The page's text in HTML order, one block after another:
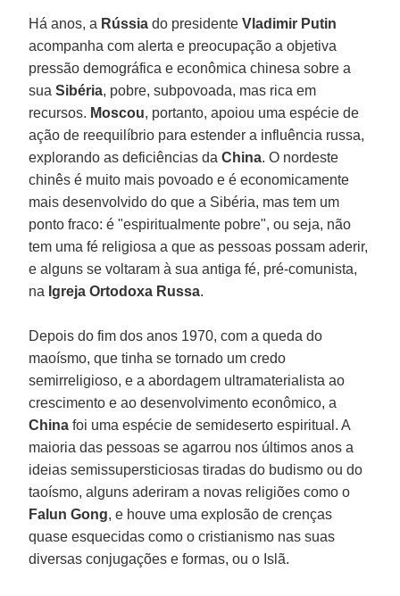
Há anos, a Rússia do presidenteVladimir Putin
acompanha com alerta e preocupação a objetiva
pressão demográfica e econômica chinesa sobre a
suaSibéria, pobre, subpovoada, mas rica em
recursos. Moscou, portanto, apoiou uma espécie de
ação de reequilíbrio para estender a influência russa,
explorando as deficiências daChina. O nordeste
chinês é muito mais povoado e é economicamente
mais desenvolvido do que a Sibéria, mas tem um
ponto fraco: é "espiritualmente pobre", ou seja, não
tem uma fé religiosa a que as pessoas possam aderir,
e alguns se voltaram à sua antiga fé, pré-comunista,
na Igreja Ortodoxa Russa.
Depois do fim dos anos 1970, com a queda do
maoísmo, que tinha se tornado um credo
semirreligioso, e a abordagem ultramaterialista ao
crescimento e ao desenvolvimento econômico, a
China foi uma espécie de semideserto espiritual. A
maioria das pessoas se agarrou nos últimos anos a
ideias semissupersticiosas tiradas do budismo ou do
taoísmo, alguns aderiram a novas religiões como o
Falun Gong, e houve uma explosão de crenças
quase esquecidas como o cristianismo nas suas
diversas conjugações e formas, ou o Islã.